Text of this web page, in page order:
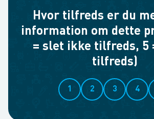
Hvor tilfreds er du
information om dette
= slet ikke tilfreds, 5
tilfreds)
1 2 3 4